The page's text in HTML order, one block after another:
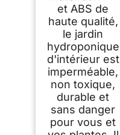
et ABS de
haute qualité,
le jardin
hydroponique
d'intérieur est
imperméable,
non toxique,
durable et
sans danger
pour vous et